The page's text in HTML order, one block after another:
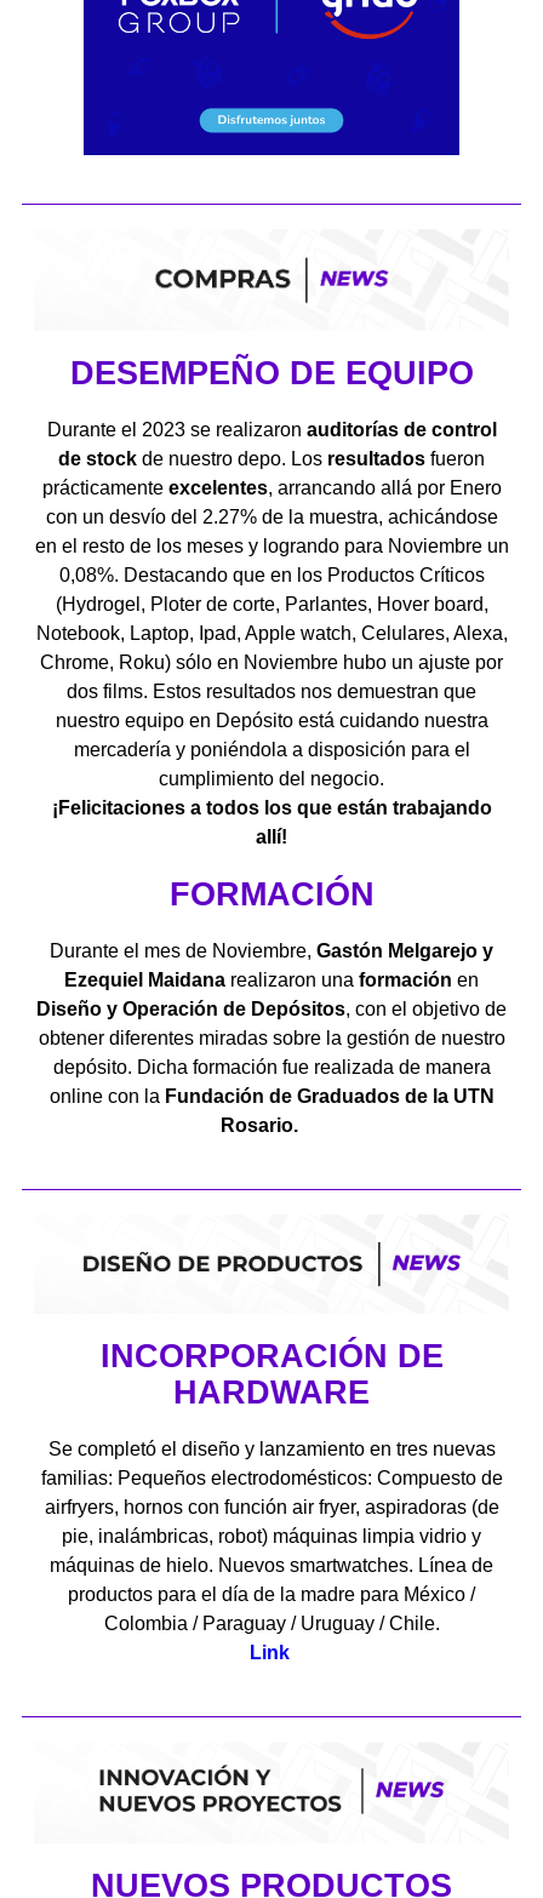
DESEMPEÑO DE EQUIPO
Durante el 2023 se realizaron auditorías de control
de stock de nuestro depo. Los resultados fueron
prácticamente excelentes, arrancando allá por Enero
con un desvío del 2.27% de la muestra, achicándose
en el resto de los meses y logrando para Noviembre un
0,08%. Destacando que en los Productos Críticos
(Hydrogel, Ploter de corte, Parlantes, Hover board,
Notebook, Laptop, Ipad, Apple watch, Celulares, Alexa,
Chrome, Roku) sólo en Noviembre hubo un ajuste por
dos films. Estos resultados nos demuestran que
nuestro equipo en Depósito está cuidando nuestra
mercadería y poniéndola a disposición para el
cumplimiento del negocio.
¡Felicitaciones a todos los que están trabajando
allí!
FORMACIÓN
Durante el mes de Noviembre, Gastón Melgarejo y
Ezequiel Maidana realizaron una formación en
Diseño y Operación de Depósitos, con el objetivo de
obtener diferentes miradas sobre la gestión de nuestro
depósito. Dicha formación fue realizada de manera
online con la Fundación de Graduados de la UTN
Rosario.
INCORPORACIÓN DE
HARDWARE
Se completó el diseño y lanzamiento en tres nuevas
familias: Pequeños electrodomésticos: Compuesto de
airfryers, hornos con función air fryer, aspiradoras (de
pie, inalámbricas, robot) máquinas limpia vidrio y
máquinas de hielo. Nuevos smartwatches. Línea de
productos para el día de la madre para México /
Colombia / Paraguay / Uruguay / Chile.
Link
NUEVOS PRODUCTOS